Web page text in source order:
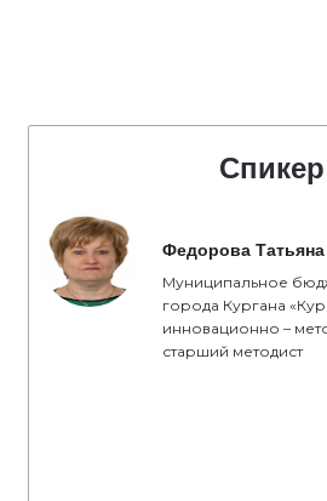
Спикер
Федорова
Муниципальное
города Кургана
инновационно –
старший методист